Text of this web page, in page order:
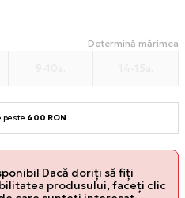
Determină mărimea
peste 400 RON
Dacă doriți să fiți
produsului, faceți clic